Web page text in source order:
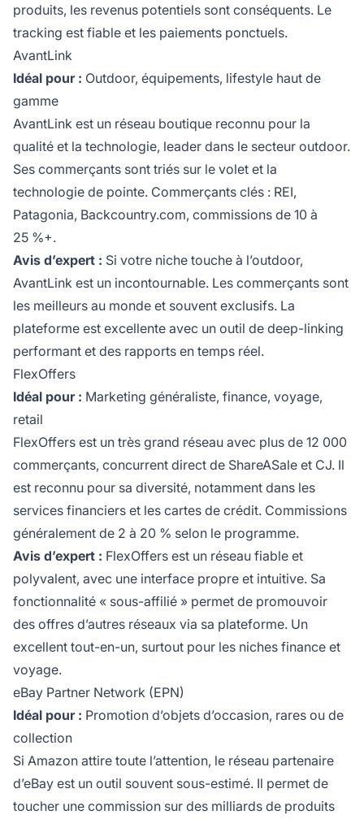
produits, les revenus potentiels sont conséquents. Le
tracking est fiable et les paiements ponctuels.
AvantLink
Idéal pour : Outdoor, équipements, lifestyle haut de
gamme
AvantLink est un réseau boutique reconnu pour la
qualité et la technologie, leader dans le secteur outdoor.
Ses commerçants sont triés sur le volet et la
technologie de pointe. Commerçants clés : REI,
Patagonia, Backcountry.com, commissions de 10 à
25 %+.
Avis d’expert : Si votre niche touche à l’outdoor,
AvantLink est un incontournable. Les commerçants sont
les meilleurs au monde et souvent exclusifs. La
plateforme est excellente avec un outil de deep-linking
performant et des rapports en temps réel.
FlexOffers
Idéal pour : Marketing généraliste, finance, voyage,
retail
FlexOffers est un très grand réseau avec plus de 12 000
commerçants, concurrent direct de ShareASale et CJ. Il
est reconnu pour sa diversité, notamment dans les
services financiers et les cartes de crédit. Commissions
généralement de 2 à 20 % selon le programme.
Avis d’expert : FlexOffers est un réseau fiable et
polyvalent, avec une interface propre et intuitive. Sa
fonctionnalité « sous-affilié » permet de promouvoir
des offres d’autres réseaux via sa plateforme. Un
excellent tout-en-un, surtout pour les niches finance et
voyage.
eBay Partner Network (EPN)
Idéal pour : Promotion d’objets d’occasion, rares ou de
collection
Si Amazon attire toute l’attention, le réseau partenaire
d’eBay est un outil souvent sous-estimé. Il permet de
toucher une commission sur des milliards de produits